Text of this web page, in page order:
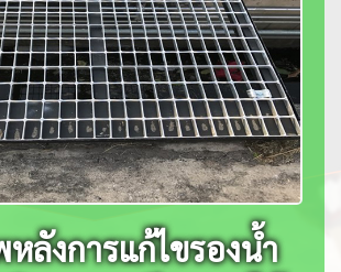
ลังการแก้ไขรองน้ำ